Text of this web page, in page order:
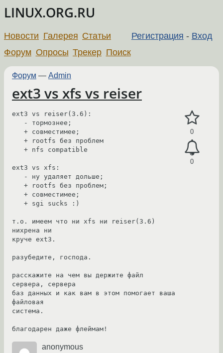
LINUX.ORG.RU
Регистрация - Вход
Новости Галерея Статьи
Форум Опросы Трекер Поиск
Форум — Admin
ext3 vs xfs vs reiser
0
0
ext3 vs reiser(3.6):
ext3 vs xfs:
т.о. имеем что ни xfs ни reiser(3.6)
нихрена ни
круче ext3.
разубедите, господа.
расскажите на чем вы держите файл
сервера, сервера
баз данных и как вам в этом помогает ваша
файловая
система.
благодарен даже флеймам!
anonymous